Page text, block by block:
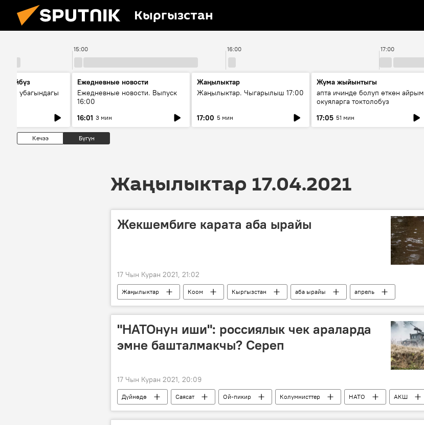
Кыргызстан
15:00 16:00 17:00
өз убагындагы
Ежедневные новости
Ежедневные новости. Выпуск
16:00
16:01 3 мин
Жаңылыктар
Жаңылыктар. Чыгарылыш 17:00
17:00 5 мин
Жума жыйынтыгы
апта ичинде болуп өткөн айрым
окуяларга токтолобуз
17:05 51 мин
Кечээ Бүгүн
Жаңылыктар 17.04.2021
Жекшембиге карата аба ырайы
17 Чын Куран 2021, 21:02
Жаңылыктар Коом Кыргызстан аба ырайы апрель
"НАТОнун иши": россиялык чек араларда
эмне башталмакчы? Сереп
17 Чын Куран 2021, 20:09
Дүйнөдө Саясат Ой-пикир Колумнисттер НАТО
АКШ
чек ара
Пентагон машыгуу Украина Донбасс
курал